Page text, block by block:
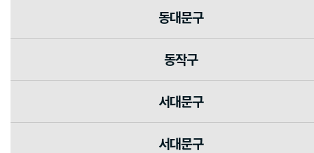
동대문구
동작구
서대문구
서대문구